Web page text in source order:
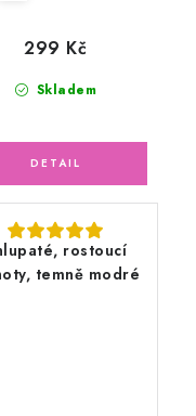
Skladem
299 Kč
rostoucí
temně modré